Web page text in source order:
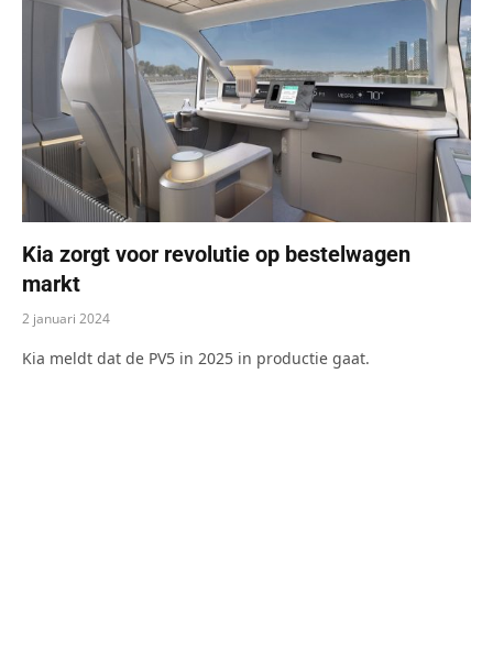
Kia zorgt voor revolutie op bestelwagen
markt
2 januari 2024
Kia meldt dat de PV5 in 2025 in productie gaat.